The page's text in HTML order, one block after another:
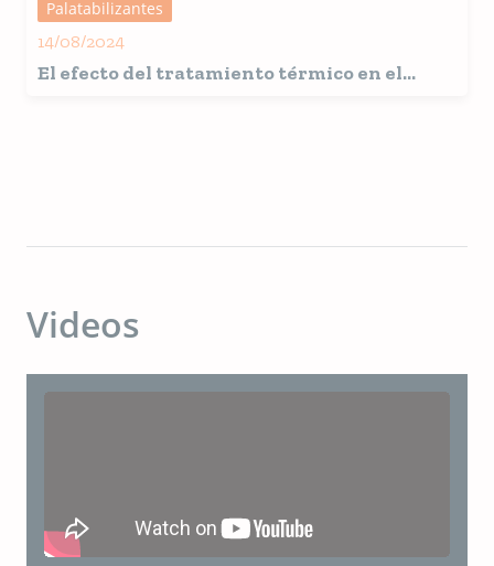
Palatabilizantes
14/08/2024
El efecto del tratamiento térmico en el
Videos